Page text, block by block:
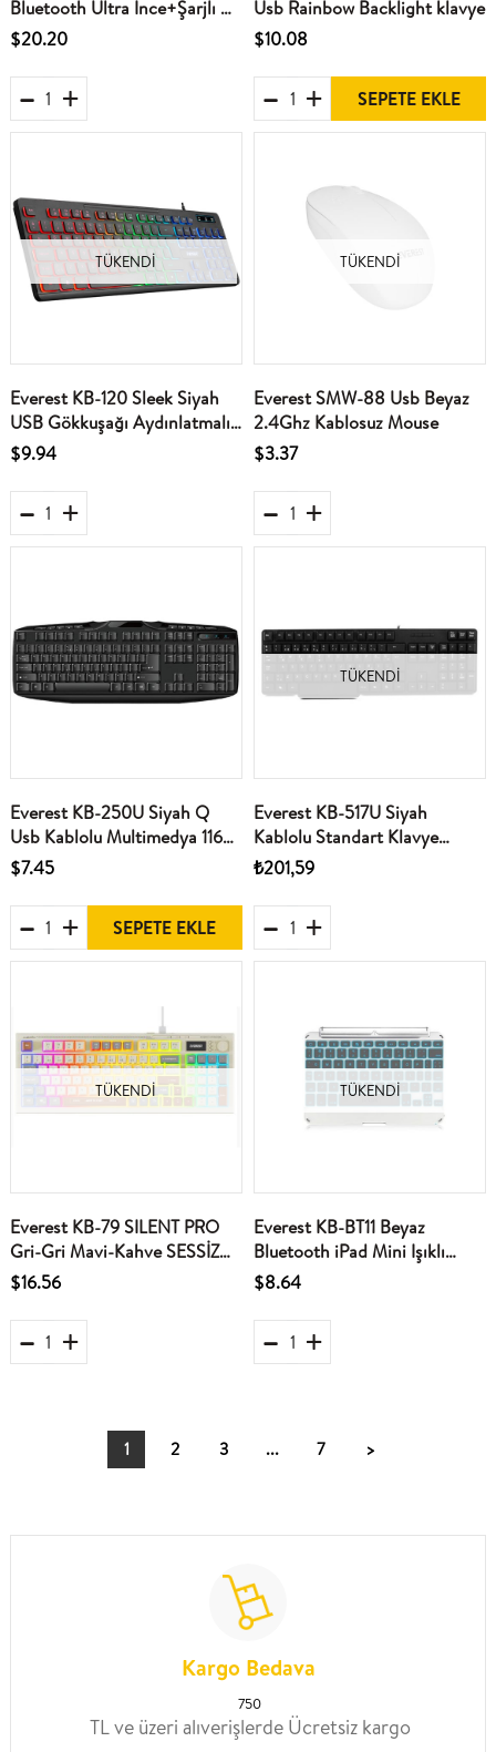
Bluetooth Ultra İnce+Şarjlı Q
Mac-Win-Android-Ios Uyumlu
$20.20
Usb Rainbow Backlight klavye
$10.08
SEPETE EKLE
TÜKENDI
Everest KB-120 Sleek Siyah
USB Gökkuşağı Aydınlatmalı
Q Gaming Oyuncu Klavyesi
$9.94
TÜKENDI
Everest SMW-88 Usb Beyaz
2.4Ghz Kablosuz Mouse
$3.37
Everest KB-250U Siyah Q
Usb Kablolu Multimedya 116
Tuşlu Klavye
$7.45
SEPETE EKLE
TÜKENDI
Everest KB-517U Siyah
Kablolu Standart Klavye
(Caps Lock Tuşu) (Kablo
Uzunluğu 1.35 Mt)
₺201,59
TÜKENDI
Everest KB-79 SILENT PRO
Gri-Gri Mavi-Kahve SESSİZ
RGB Q Membrane Oyuncu
$16.56
TÜKENDI
Everest KB-BT11 Beyaz
Bluetooth iPad Mini Işıklı
Everest KB-BT11 Kablosuz
$8.64
1 2 3 ... 7 >
Kargo Bedava
750
TL ve üzeri alıverişlerde Ücretsiz kargo